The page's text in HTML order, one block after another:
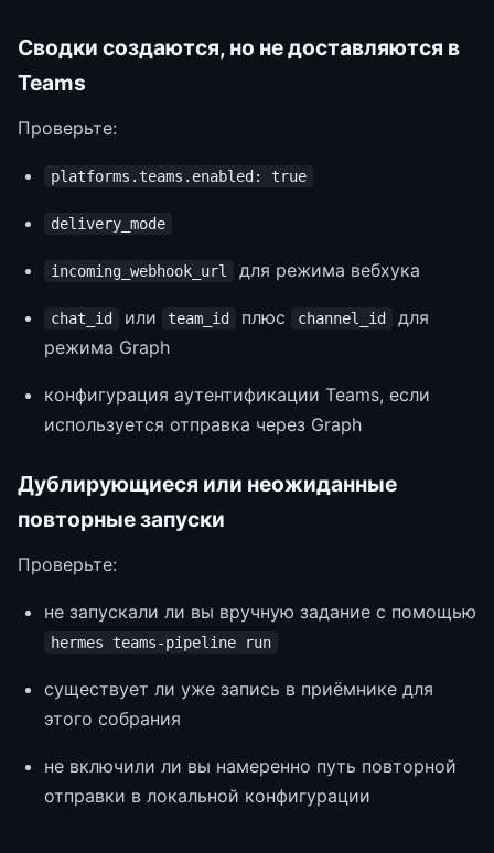
Сводки создаются, но не доставляются в
Teams
Проверьте:
platforms.teams.enabled: true
delivery_mode
incoming_webhook_url для режима вебхука
chat_id или team_id плюс channel_id
для
режима Graph
конфигурация аутентификации Teams, если
используется отправка через Graph
Дублирующиеся или неожиданные
повторные запуски
Проверьте:
не запускали ли вы вручную задание с помощью
hermes teams-pipeline run
существует ли уже запись в приёмнике для
этого собрания
не включили ли вы намеренно путь повторной
отправки в локальной конфигурации